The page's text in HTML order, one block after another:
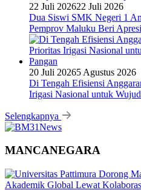
22 Juli 202622 Juli 2026
Dua Siswi SMK Negeri 1
Pemprov Maluku Beri
20 Juli 20265 Agustus 2026
Di Tengah Efisiensi
Irigasi Nasional untuk
Selengkapnya
MANCANEGARA